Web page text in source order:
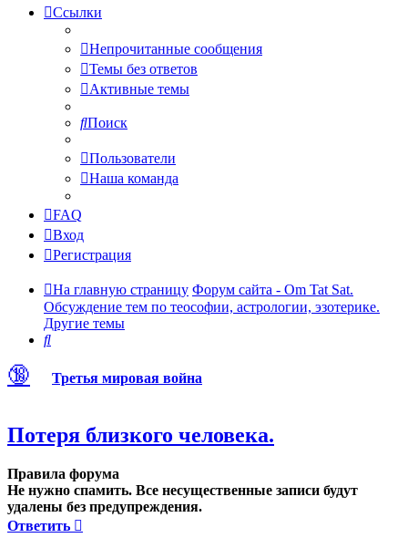
Ссылки
Непрочитанные сообщения
Темы без ответов
Активные темы
Поиск
Пользователи
Наша команда
FAQ
Вход
Регистрация
На главную страницу Форум сайта - Om Tat Sat.
Обсуждение тем по теософии, астрологии, эзотерике.
Другие темы
Поиск
🔞 Третья мировая война
Потеря близкого человека.
Правила форума
Не нужно спамить. Все несущественные записи будут
удалены без предупреждения.
Ответить